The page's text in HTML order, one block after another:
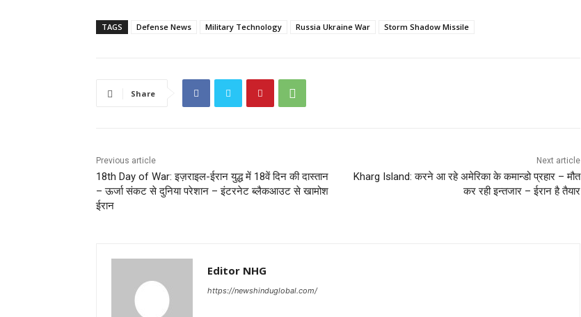
TAGS Defense News Military Technology Russia Ukraine War Storm Shadow Missile
Share
Previous article
18th Day of War: इज़राइल-ईरान युद्ध में 18वें दिन की दास्तान
– ऊर्जा संकट से दुनिया परेशान – इंटरनेट ब्लैकआउट से खामोश
ईरान
Next article
Kharg Island: करने आ रहे अमेरिका के कमान्डो प्रहार – मौत
कर रही इन्तजार – ईरान है तैयार
Editor NHG
https://newshinduglobal.com/